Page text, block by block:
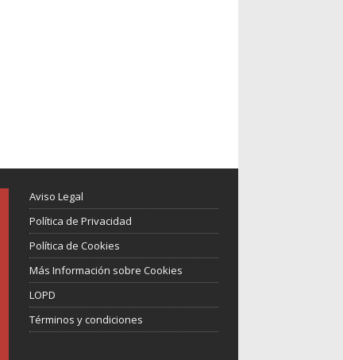
Aviso Legal
Política de Privacidad
Política de Cookies
Más Información sobre Cookies
LOPD
Términos y condiciones